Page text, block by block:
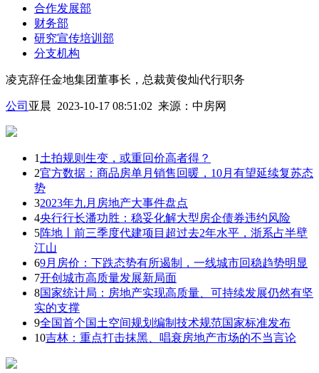
合作发展部
财务部
研究宣传培训部
分支机构
凌克辞任金地集团董事长，总裁黄俊灿代行职务
公司 亚晨 2023-10-17 08:51:02 来源： 中房网
1 土拍规则生变，或重回价高者得？
2官方数据：商品房单月销售回暖，10月有望延续复苏态
势
32023年九月房地产大事件盘点
4央行行长潘功胜：稳妥化解大型房企债券违约风险
5阵地丨前三季度代建项目超过去2年水平，浙系占半壁
江山
69月房价：下跌态势有所遏制，一线城市回稳趋势明显
7开创城市高质量发展新局面
8国家统计局：房地产实现高质量、可持续发展仍然有坚
实的支撑
9全国首个国土空间规划编制技术规范国家标准发布
10吉林：重点打击抹黑、唱衰房地产市场的不当言论